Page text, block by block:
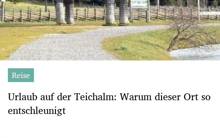
Reise
Urlaub auf der Teichalm: Warum dieser Ort so
entschleunigt